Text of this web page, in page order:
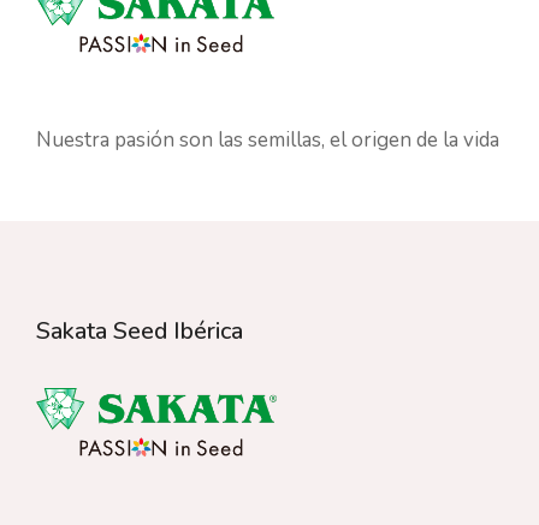
Nuestra pasión son las semillas, el origen de la vida
Sakata Seed Ibérica